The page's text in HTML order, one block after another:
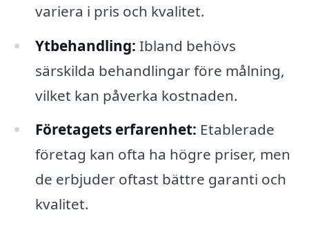
variera i pris och kvalitet.
Ytbehandling: Ibland behövs
särskilda behandlingar före målning,
vilket kan påverka kostnaden.
Företagets erfarenhet: Etablerade
företag kan ofta ha högre priser, men
de erbjuder oftast bättre garanti och
kvalitet.